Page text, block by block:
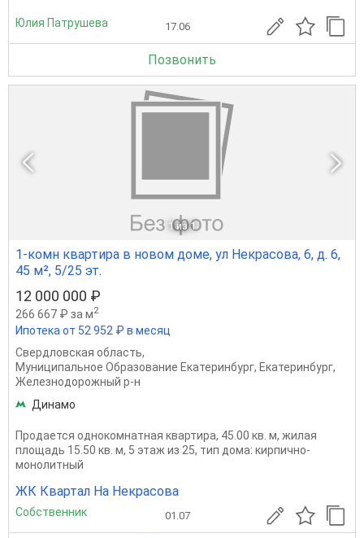
Юлия Патрушева 17.06
Позвонить
1 из 1
1-комн квартира в новом доме, ул Некрасова, 6, д. 6,
45 м², 5/25 эт.
12 000 000 ₽
266 667 ₽ за м2
Ипотека от 52 952 ₽ в месяц
Свердловская область,
Муниципальное Образование Екатеринбург, Екатеринбург,
Железнодорожный р-н
Динамо
Продается однокомнатная квартира, 45.00 кв. м, жилая
площадь 15.50 кв. м, 5 этаж из 25, тип дома: кирпично-
монолитный
ЖК Квартал На Некрасова
Собственник 01.07